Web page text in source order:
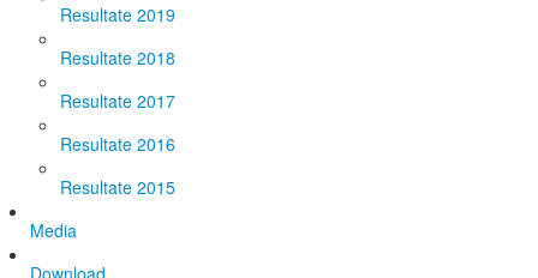
Resultate 2019
Resultate 2018
Resultate 2017
Resultate 2016
Resultate 2015
Media
Download